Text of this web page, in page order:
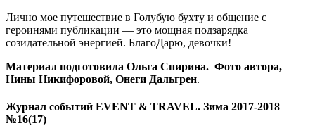
Лично мое путешествие в Голубую бухту и общение с
героинями публикации — это мощная подзарядка
созидательной энергией. БлагоДарю, девочки!
Материал подготовила Ольга Спирина. Фото автора,
Нины Никифоровой, Онеги Дальгрен.
Журнал событий EVENT & TRAVEL. Зима 2017-2018
№16(17)